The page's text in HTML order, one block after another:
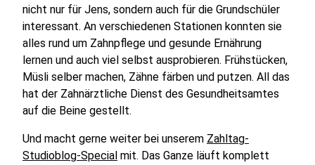
nicht nur für Jens, sondern auch für die Grundschüler
interessant. An verschiedenen Stationen konnten sie
alles rund um Zahnpflege und gesunde Ernährung
lernen und auch viel selbst ausprobieren. Frühstücken,
Müsli selber machen, Zähne färben und putzen. All das
hat der Zahnärztliche Dienst des Gesundheitsamtes
auf die Beine gestellt.
Und macht gerne weiter bei unserem Zahltag-
Studioblog-Special mit. Das Ganze läuft komplett